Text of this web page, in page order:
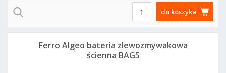
do koszyka
Ferro Algeo bateria zlewozmywakowa
ścienna BAG5